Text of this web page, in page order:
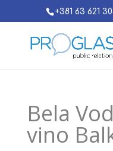
+381 63 621
Bela
vino